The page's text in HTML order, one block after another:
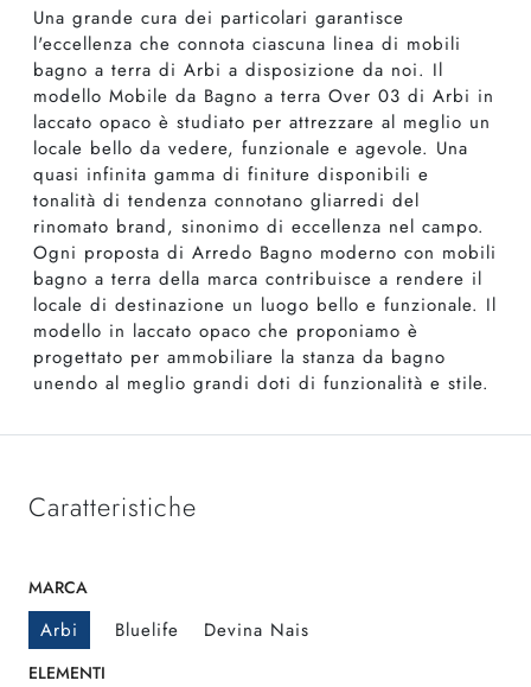
Una grande cura dei particolari garantisce
l'eccellenza che connota ciascuna linea di mobili
bagno a terra di Arbi a disposizione da noi. Il
modello Mobile da Bagno a terra Over 03 di Arbi in
laccato opaco è studiato per attrezzare al meglio un
locale bello da vedere, funzionale e agevole. Una
quasi infinita gamma di finiture disponibili e
tonalità di tendenza connotano gliarredi del
rinomato brand, sinonimo di eccellenza nel campo.
Ogni proposta di Arredo Bagno moderno con mobili
bagno a terra della marca contribuisce a rendere il
locale di destinazione un luogo bello e funzionale. Il
modello in laccato opaco che proponiamo è
progettato per ammobiliare la stanza da bagno
unendo al meglio grandi doti di funzionalità e stile.
Caratteristiche
MARCA
Arbi Bluelife Devina Nais
ELEMENTI